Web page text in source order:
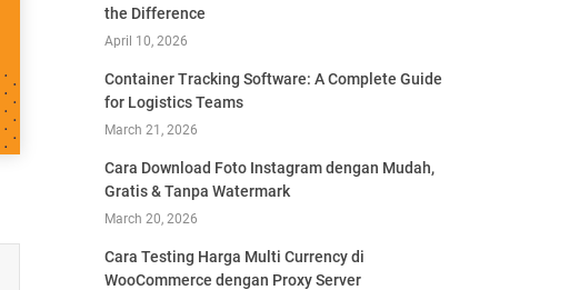
the Difference
April 10, 2026
Container Tracking Software: A Complete Guide
for Logistics Teams
March 21, 2026
Cara Download Foto Instagram dengan Mudah,
Gratis & Tanpa Watermark
March 20, 2026
Cara Testing Harga Multi Currency di
WooCommerce dengan Proxy Server